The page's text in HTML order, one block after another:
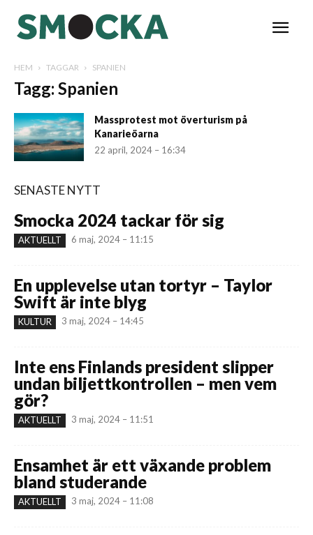
HEM TAGGAR SPANIEN
Tagg: Spanien
Massprotest mot överturism på
Kanarieöarna
22 april, 2024 – 16:34
SENASTE NYTT
Smocka 2024 tackar för sig
AKTUELLT 6 maj, 2024 – 11:15
En upplevelse utan tortyr – Taylor
Swift är inte blyg
KULTUR 3 maj, 2024 – 14:45
Inte ens Finlands president slipper
undan biljettkontrollen – men vem
gör?
AKTUELLT 3 maj, 2024 – 11:51
Ensamhet är ett växande problem
bland studerande
AKTUELLT 3 maj, 2024 – 11:08